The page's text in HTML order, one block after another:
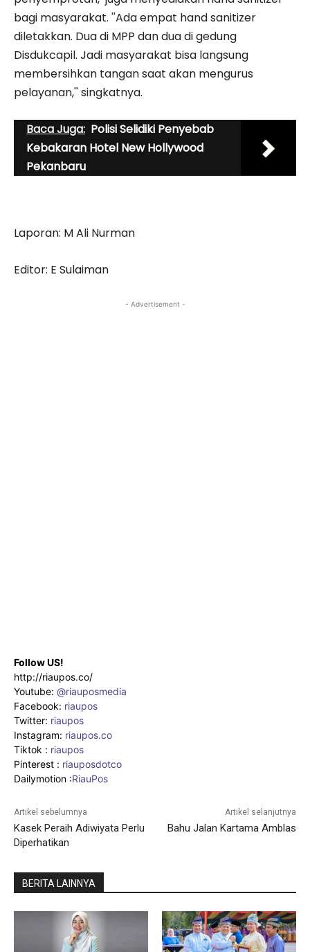
bagi masyarakat. ''Ada empat hand sanitizer
diletakkan. Dua di MPP dan dua di gedung
Disdukcapil. Jadi masyarakat bisa langsung
membersihkan tangan saat akan mengurus
pelayanan,'' singkatnya.
Baca Juga: Polisi Selidiki Penyebab
Kebakaran Hotel New Hollywood
Pekanbaru
Laporan: M Ali Nurman
Editor: E Sulaiman
- Advertisement -
Follow US!
http://riaupos.co/
Youtube: @riauposmedia
Facebook: riaupos
Twitter: riaupos
Instagram: riaupos.co
Tiktok : riaupos
Pinterest : riauposdotco
Dailymotion :RiauPos
Artikel sebelumnya
Kasek Peraih Adiwiyata Perlu
Diperhatikan
Artikel selanjutnya
Bahu Jalan Kartama Amblas
BERITA LAINNYA